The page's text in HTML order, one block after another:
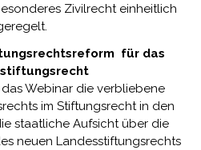
Zivilrecht einheitlich
für das
Webinar die verbliebene
im Stiftungsrecht in den
staatliche Aufsicht über die
neuen Landesstiftungsrechts